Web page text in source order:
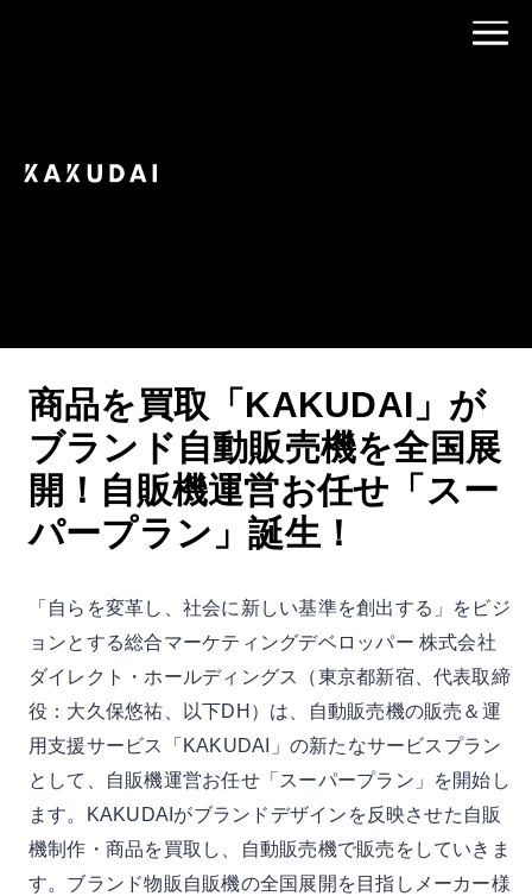
商品を買取「KAKUDAI」が
ブランド自動販売機を全国展
開！自販機運営お任せ「スー
パープラン」誕生！
「自らを変革し、社会に新しい基準を創出する」をビジ
ョンとする総合マーケティングデベロッパー 株式会社
ダイレクト・ホールディングス（東京都新宿、代表取締
役：大久保悠祐、以下DH）は、自動販売機の販売＆運
用支援サービス「KAKUDAI」の新たなサービスプラン
として、自販機運営お任せ「スーパープラン」を開始し
ます。KAKUDAIがブランドデザインを反映させた自販
機制作・商品を買取し、自動販売機で販売をしていきま
す。ブランド物販自販機の全国展開を目指しメーカー様